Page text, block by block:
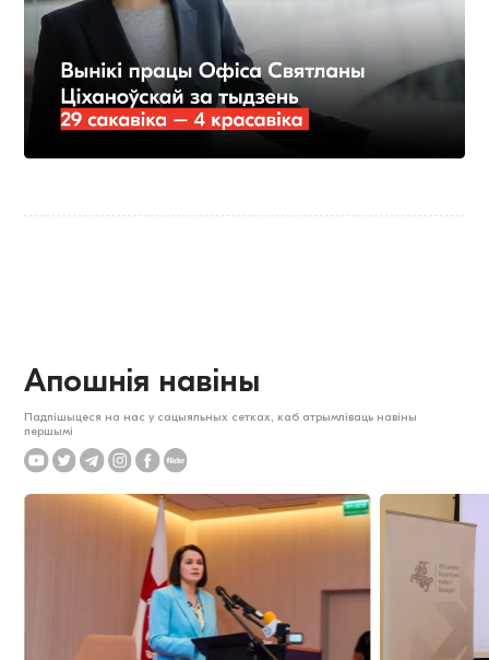
Апошнія навіны
Падпішыцеся на нас у сацыяльных сетках, каб атрымліваць навіны
першымі